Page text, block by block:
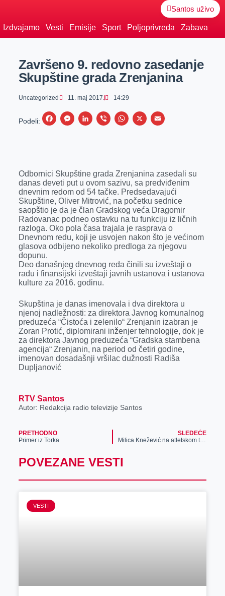
Santos uživo
Izdvajamo Vesti Emisije Sport Poljoprivreda Zabava
Završeno 9. redovno zasedanje
Skupštine grada Zrenjanina
Uncategorized 11. maj 2017. 14:29
Podeli:
F
b
o
o
k
M
e
n
g
e
r
L
e
d
I
n
V
r
W
s
A
p
p
X
E
l
Odbornici Skupštine grada Zrenjanina zasedali su
danas deveti put u ovom sazivu, sa predviđenim
dnevnim redom od 54 tačke. Predsedavajući
Skupštine, Oliver Mitrović, na početku sednice
saopštio je da je član Gradskog veća Dragomir
Radovanac podneo ostavku na tu funkciju iz ličnih
razloga. Oko pola časa trajala je rasprava o
Dnevnom redu, koji je usvojen nakon što je većinom
glasova odbijeno nekoliko predloga za njegovu
dopunu.
Deo današnjeg dnevnog reda činili su izveštaji o
radu i finansijski izveštaji javnih ustanova i ustanova
kulture za 2016. godinu.
Skupština je danas imenovala i dva direktora u
njenoj nadležnosti: za direktora Javnog komunalnog
preduzeća “Čistoća i zelenilo“ Zrenjanin izabran je
Zoran Protić, diplomirani inženjer tehnologije, dok je
za direktora Javnog preduzeća “Gradska stambena
agencija“ Zrenjanin, na period od četiri godine,
imenovan dosadašnji vršilac dužnosti Radiša
Dupljanović
RTV Santos
Autor: Redakcija radio televizije Santos
PRETHODNO
Primer iz Torka
SLEDEĆE
Milica Knežević na atletskom takmičenju
POVEZANE VESTI
VESTI